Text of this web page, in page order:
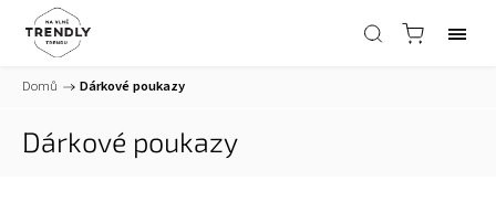
Domů / Dárkové poukazy
Dárkové poukazy